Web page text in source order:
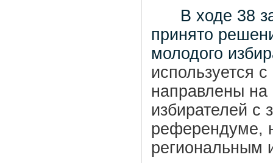
В ходе 38
принято
молодого
используется
направлены
избирателей с
референдуме,
региональным